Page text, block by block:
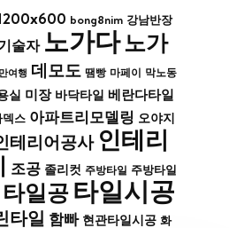
bong8nim 강남반장
술자 노가다노가
여행 데모도 땜빵 마페이 막노동
실 미장 바닥타일 베란다타일
덱스 아파트리모델링 오야지
테리어공사 인테리
조공 졸리컷 주방타일 주방타일
타일공타일시공
타일 함빠 현관타일시공 화